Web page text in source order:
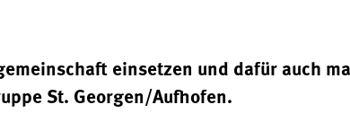
einsetzen und dafür auch
St. Georgen/Aufhofen.